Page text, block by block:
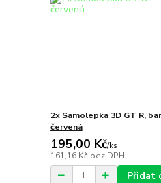
2x Samolepka 3D GT R,
červená
195,00 Kč/ks
161,16 Kč bez DPH
Přidat